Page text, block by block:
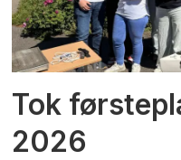
Tok
2026